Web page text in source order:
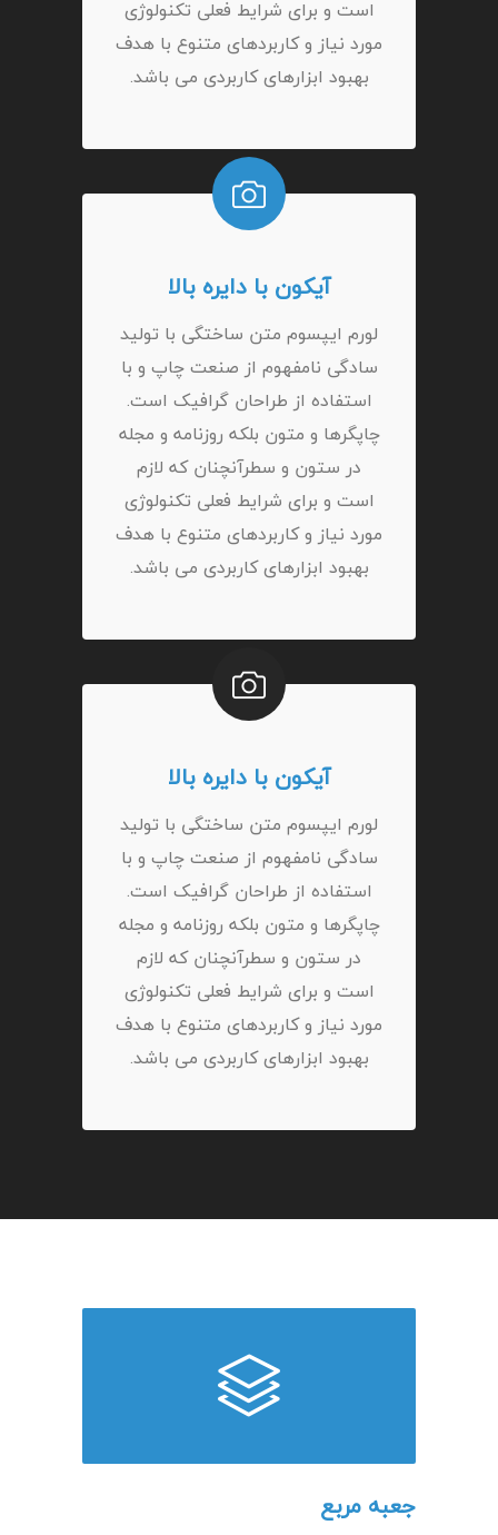
است و برای شرایط فعلی تکنولوژی
مورد نیاز و کاربردهای متنوع با هدف
بهبود ابزارهای کاربردی می باشد.
آیکون با دایره بالا
لورم ایپسوم متن ساختگی با تولید
سادگی نامفهوم از صنعت چاپ و با
استفاده از طراحان گرافیک است.
چاپگرها و متون بلکه روزنامه و مجله
در ستون و سطرآنچنان که لازم
است و برای شرایط فعلی تکنولوژی
مورد نیاز و کاربردهای متنوع با هدف
بهبود ابزارهای کاربردی می باشد.
آیکون با دایره بالا
لورم ایپسوم متن ساختگی با تولید
سادگی نامفهوم از صنعت چاپ و با
استفاده از طراحان گرافیک است.
چاپگرها و متون بلکه روزنامه و مجله
در ستون و سطرآنچنان که لازم
است و برای شرایط فعلی تکنولوژی
مورد نیاز و کاربردهای متنوع با هدف
بهبود ابزارهای کاربردی می باشد.
جعبه مربع